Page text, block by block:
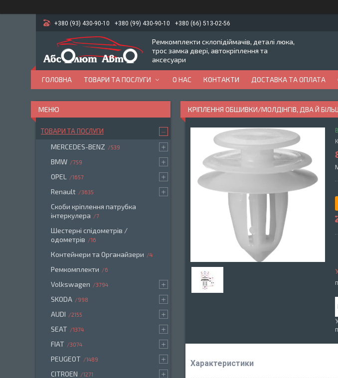
+380 (93) 430-90-10 +380 (99) 430-90-10 +380 (66) 513-02-56
Ремкомплекти склопідіймачів, деталі люка,
трос замка двері, автокріплення та
аксесуари
ГОЛОВНА ТОВАРИ ТА ПОСЛУГИ О НАС КОНТАКТИ ДОСТАВКА ТА ОПЛАТА
КРІПЛЕННЯ ОБШИВКИ/МОЛДІНГІВ, ДВА Й
Характеристики
ТОВАРИ ТА ПОСЛУГИ
MERCEDES-BENZ 539
BMW 759
OPEL 1657
Renault 3635
Скоби кріплення патрубка
інтеркулера
7
Шестерні спідометрів /
одометрів
16
Контейнери та Органайзери 4
Ремкомплекти 6
Volkswagen 3794
SKODA 998
AUDI 2155
SEAT 1374
FIAT 3074
PEUGEOT 1489
CITROEN 1271